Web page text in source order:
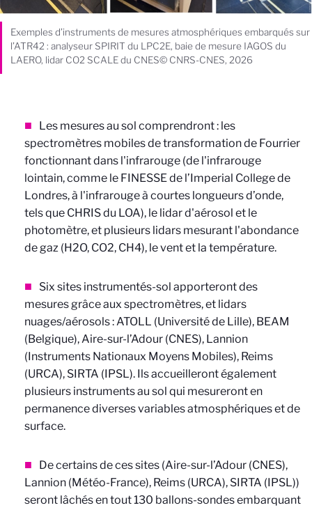
Exemples d’instruments de mesures atmosphériques embarqués sur
l’ATR42 : analyseur SPIRIT du LPC2E, baie de mesure IAGOS du
LAERO, lidar CO2 SCALE du CNES© CNRS-CNES, 2026
Les mesures au sol comprendront : les
spectromètres mobiles de transformation de Fourrier
fonctionnant dans l'infrarouge (de l'infrarouge
lointain, comme le FINESSE de l’Imperial College de
Londres, à l'infrarouge à courtes longueurs d’onde,
tels que CHRIS du LOA), le lidar d'aérosol et le
photomètre, et plusieurs lidars mesurant l'abondance
de gaz (H2O, CO2, CH4), le vent et la température.
Six sites instrumentés-sol apporteront des
mesures grâce aux spectromètres, et lidars
nuages/aérosols : ATOLL (Université de Lille), BEAM
(Belgique), Aire-sur-l’Adour (CNES), Lannion
(Instruments Nationaux Moyens Mobiles), Reims
(URCA), SIRTA (IPSL). Ils accueilleront également
plusieurs instruments au sol qui mesureront en
permanence diverses variables atmosphériques et de
surface.
De certains de ces sites (Aire-sur-l’Adour (CNES),
Lannion (Météo-France), Reims (URCA), SIRTA (IPSL))
seront lâchés en tout 130 ballons-sondes embarquant